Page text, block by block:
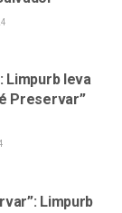
Limpurb leva
Preservar”
Limpurb